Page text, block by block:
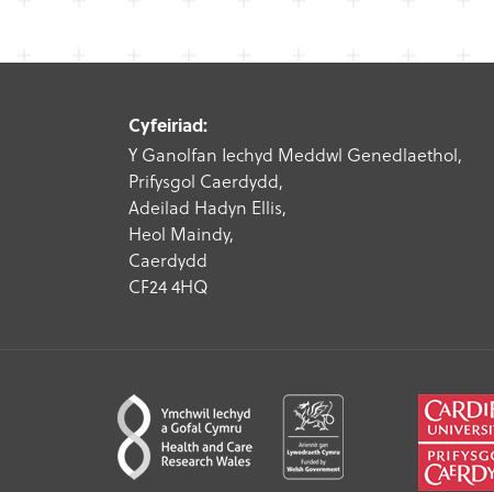
Cyfeiriad:
Y Ganolfan Iechyd Meddwl Genedlaethol,
Prifysgol Caerdydd,
Adeilad Hadyn Ellis,
Heol Maindy,
Caerdydd
CF24 4HQ